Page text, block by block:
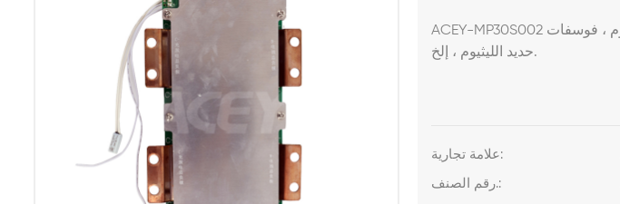
ACEY-MP30S002 مناسب لبطاريات الليثيوم ذات الخصائص الكيميائية المختلفة ، مثل أيون الليثيوم ، بوليمر الليثيوم ، فوسفات
حديد الليثيوم ، إلخ.
علامة تجارية:
رقم الصنف.: